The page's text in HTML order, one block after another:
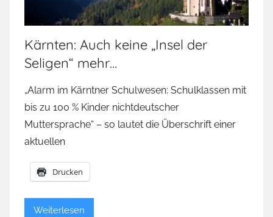
Kärnten: Auch keine „Insel der
Seligen“ mehr…
„Alarm im Kärntner Schulwesen: Schulklassen mit
bis zu 100 % Kinder nichtdeutscher
Muttersprache“ – so lautet die Überschrift einer
aktuellen
Drucken
Weiterlesen